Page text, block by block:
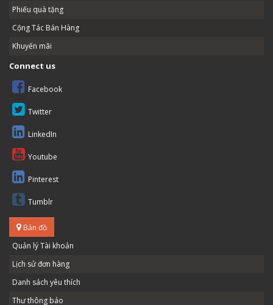
Phiếu quà tặng
Cộng Tác Bán Hàng
Khuyến mãi
Connect us
Facebook
Twitter
LinkedIn
Youtube
Pinterest
Tumblr
Bản đồ
Quản lý Tài khoản
Lịch sử đơn hàng
Danh sách yêu thích
Thư thông báo